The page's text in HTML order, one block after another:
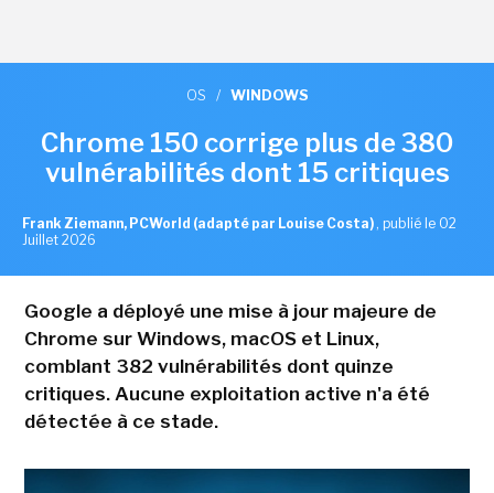
OS / WINDOWS
Chrome 150 corrige plus de 380
vulnérabilités dont 15 critiques
Frank Ziemann, PCWorld (adapté par Louise Costa) , publié le 02
Juillet 2026
Google a déployé une mise à jour majeure de
Chrome sur Windows, macOS et Linux,
comblant 382 vulnérabilités dont quinze
critiques. Aucune exploitation active n'a été
détectée à ce stade.